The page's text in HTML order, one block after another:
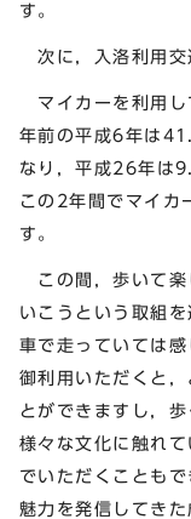
す。
次に，入洛利用交
マイカーを利用し
年前の平成6年は
なり，平成26年は
この2年間でマイカ
す。
この間，歩いて楽
いこうという取組
車で走っていては
御利用いただくと
とができますし，
様々な文化に触れ
でいただくことも
魅力を発信してき